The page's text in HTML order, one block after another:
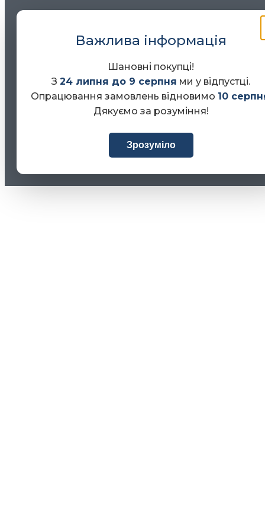
Важлива інформація
Шановні покупці!
З24 липня до 9 серпня ми у відпустці.
Опрацювання замовлень відновимо 10
Дякуємо за розуміння!
Зрозуміло